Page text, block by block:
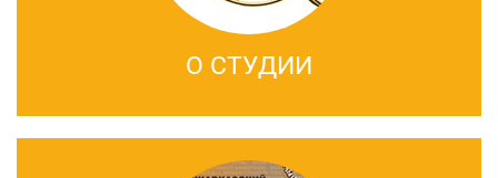
О СТУДИИ